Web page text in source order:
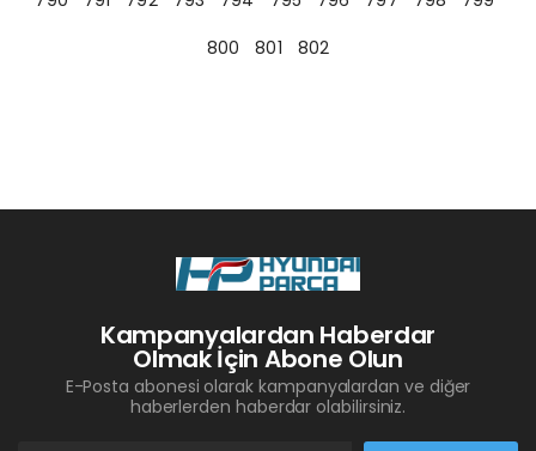
800
801 802
Kampanyalardan Haberdar
Olmak İçin Abone Olun
E-Posta abonesi olarak kampanyalardan ve diğer
haberlerden haberdar olabilirsiniz.